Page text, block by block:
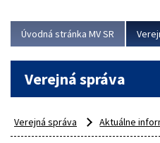
Úvodná stránka MV SR
Verejná správa
Verejná správa Aktuálne